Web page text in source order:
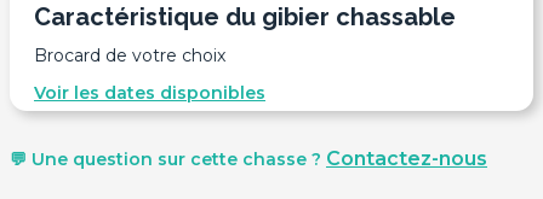
Caractéristique du gibier chassable
Brocard de votre choix
Voir les dates disponibles
💬 Une question sur cette chasse ? Contactez-nous